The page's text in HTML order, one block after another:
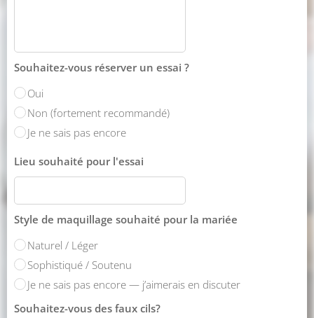
Souhaitez-vous réserver un essai ?
Oui
Non (fortement recommandé)
Je ne sais pas encore
Lieu souhaité pour l'essai
Style de maquillage souhaité pour la mariée
Naturel / Léger
Sophistiqué / Soutenu
Je ne sais pas encore — j’aimerais en discuter
Souhaitez-vous des faux cils?